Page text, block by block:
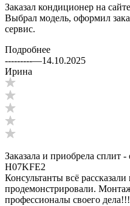
Заказал кондиционер на
Выбрал модель, оформил
сервис.
Подробнее
---------—14.10.2025
Ирина
Заказала и приобрела сплит
H07KFE2
Консультанты всё
продемонстрировали.
профессионалы своего дела!!!